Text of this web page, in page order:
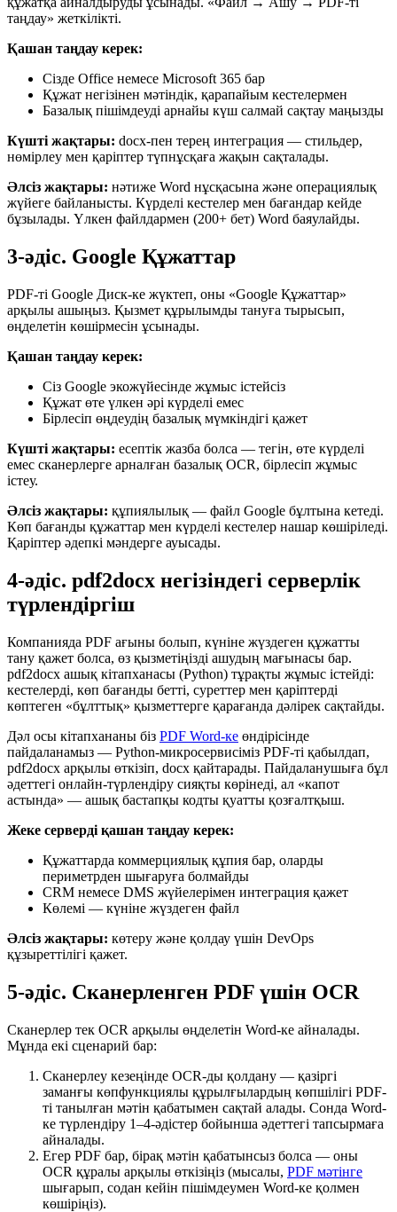
таңдау» жеткілікті.
Қашан таңдау керек:
Сізде Office немесе Microsoft 365 бар
Құжат негізінен мәтіндік, қарапайым кестелермен
Базалық пішімдеуді арнайы күш салмай сақтау маңызды
Күшті жақтары: docx-пен терең интеграция — стильдер,
нөмірлеу мен қаріптер түпнұсқаға жақын сақталады.
Әлсіз жақтары: нәтиже Word нұсқасына және операциялық
жүйеге байланысты. Күрделі кестелер мен бағандар кейде
бұзылады. Үлкен файлдармен (200+ бет) Word баяулайды.
3-әдіс. Google Құжаттар
PDF-ті Google Диск-ке жүктеп, оны «Google Құжаттар»
арқылы ашыңыз. Қызмет құрылымды тануға тырысып,
өңделетін көшірмесін ұсынады.
Қашан таңдау керек:
Сіз Google экожүйесінде жұмыс істейсіз
Құжат өте үлкен әрі күрделі емес
Бірлесіп өңдеудің базалық мүмкіндігі қажет
Күшті жақтары: есептік жазба болса — тегін, өте күрделі
емес сканерлерге арналған базалық OCR, бірлесіп жұмыс
істеу.
Әлсіз жақтары: құпиялылық — файл Google бұлтына кетеді.
Көп бағанды құжаттар мен күрделі кестелер нашар көшіріледі.
Қаріптер әдепкі мәндерге ауысады.
4-әдіс. pdf2docx негізіндегі серверлік
түрлендіргіш
Компанияда PDF ағыны болып, күніне жүздеген құжатты
тану қажет болса, өз қызметіңізді ашудың мағынасы бар.
pdf2docx ашық кітапханасы (Python) тұрақты жұмыс істейді:
кестелерді, көп бағанды бетті, суреттер мен қаріптерді
көптеген «бұлттық» қызметтерге қарағанда дәлірек сақтайды.
Дәл осы кітапхананы біз PDF Word-ке өндірісінде
пайдаланамыз — Python-микросервисіміз PDF-ті қабылдап,
pdf2docx арқылы өткізіп, docx қайтарады. Пайдаланушыға бұл
әдеттегі онлайн-түрлендіру сияқты көрінеді, ал «капот
астында» — ашық бастапқы кодты қуатты қозғалтқыш.
Жеке серверді қашан таңдау керек:
Құжаттарда коммерциялық құпия бар, оларды
периметрден шығаруға болмайды
CRM немесе DMS жүйелерімен интеграция қажет
Көлемі — күніне жүздеген файл
Әлсіз жақтары: көтеру және қолдау үшін DevOps
құзыреттілігі қажет.
5-әдіс. Сканерленген PDF үшін OCR
Сканерлер тек OCR арқылы өңделетін Word-ке айналады.
Мұнда екі сценарий бар:
Сканерлеу кезеңінде OCR-ды қолдану — қазіргі
заманғы көпфункциялы құрылғылардың көпшілігі PDF-
ті танылған мәтін қабатымен сақтай алады. Сонда Word-
ке түрлендіру 1–4-әдістер бойынша әдеттегі тапсырмаға
айналады.
Егер PDF бар, бірақ мәтін қабатынсыз болса — оны
OCR құралы арқылы өткізіңіз (мысалы, PDF мәтінге
шығарып, содан кейін пішімдеумен Word-ке қолмен
көшіріңіз).